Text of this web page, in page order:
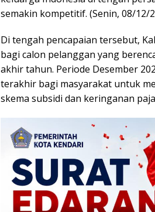
semakin kompetitif. (Senin, 08/12/
Di tengah pencapaian tersebut,
bagi calon pelanggan yang
akhir tahun. Periode Desember
terakhir bagi masyarakat untuk
skema subsidi dan keringanan